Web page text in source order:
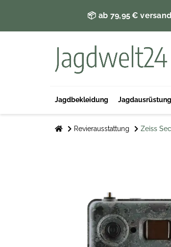
📦 ab 79,95 €
Jagdbekleidung Jagdausrüstung
Revierausstattung Zeiss